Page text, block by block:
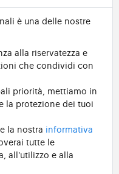
è una delle nostre
alla riservatezza e
che condividi con
priorità, mettiamo in
la protezione dei tuoi
la nostra informativa
tutte le
all'utilizzo e alla